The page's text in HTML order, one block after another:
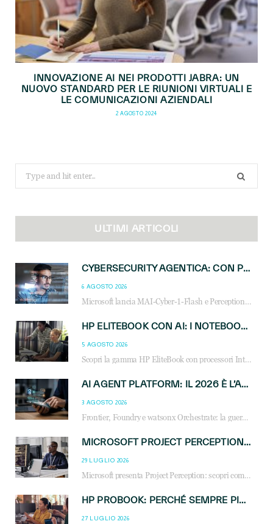
INNOVAZIONE AI NEI PRODOTTI JABRA: UN
NUOVO STANDARD PER LE RIUNIONI VIRTUALI E
LE COMUNICAZIONI AZIENDALI
2 AGOSTO 2024
for:
ULTIMI ARTICOLI
CYBERSECURITY AGENTICA: CON PERCEPTION E MAI-CYBER-1-FLASH MICROSOFT APRE NUOVI SERVIZI PER IL CANALE
6 AGOSTO 2026
Microsoft lancia MAI-Cyber-1-Flash e Perception: cybersecurity agentica in preview dal 3 novembre. Cosa cambia per MSP, system integrator e reseller.
HP ELITEBOOK CON AI: I NOTEBOOK BUSINESS INTELLIGENTI CHE TRASFORMANO PRODUTTIVITÀ, SICUREZZA E LAVORO IBRIDO
5 AGOSTO 2026
Scopri la gamma HP EliteBook con processori Intel® Core™ Ultra e AMD Ryzen™ AI. Notebook business progettati per aumentare la produttività, migliorare la collaborazione e garantire sicurezza avanzata in ufficio e in mobilità.
AI AGENT PLATFORM: IL 2026 È L’ANNO DEL «SISTEMA OPERATIVO» PER GLI AGENTI AZIENDALI
3 AGOSTO 2026
Frontier, Foundry e watsonx Orchestrate: la guerra delle piattaforme AI agent ridisegna il mercato IT. Cosa cambia per reseller, MSP e system integrator.
MICROSOFT PROJECT PERCEPTION: COME GLI AGENTI AI CAMBIERANNO SOC, CYBERSECURITY E SERVIZI MSP
29 LUGLIO 2026
Microsoft presenta Project Perception: scopri come gli agenti AI possono trasformare cybersecurity, SOC e servizi gestiti degli MSP.
HP PROBOOK: PERCHÉ SEMPRE PIÙ AZIENDE SCELGONO NOTEBOOK PROGETTATI PER IL LAVORO MODERNO
27 LUGLIO 2026